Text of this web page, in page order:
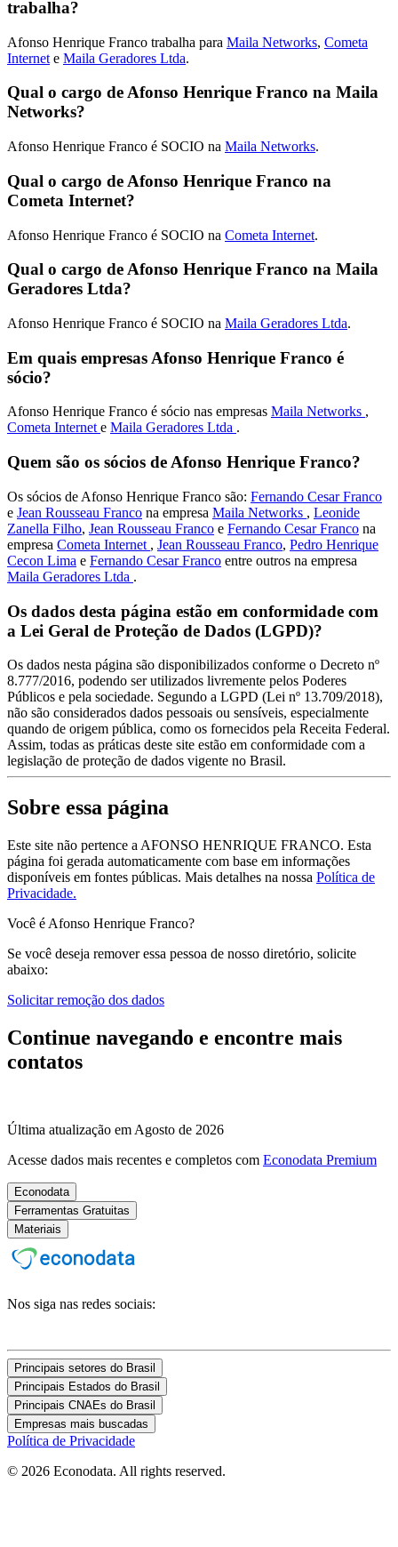
trabalha?
Afonso Henrique Franco trabalha para Maila Networks, Cometa
Internet e Maila Geradores Ltda.
Qual o cargo de Afonso Henrique Franco na Maila
Networks?
Afonso Henrique Franco é SOCIO na Maila Networks.
Qual o cargo de Afonso Henrique Franco na
Cometa Internet?
Afonso Henrique Franco é SOCIO na Cometa Internet.
Qual o cargo de Afonso Henrique Franco na Maila
Geradores Ltda?
Afonso Henrique Franco é SOCIO na Maila Geradores Ltda.
Em quais empresas Afonso Henrique Franco é
sócio?
Afonso Henrique Franco é sócio nas empresas Maila Networks ,
Cometa Internete Maila Geradores Ltda .
Quem são os sócios de Afonso Henrique Franco?
Os sócios de Afonso Henrique Franco são: Fernando Cesar Franco
e Jean Rousseau Franco na empresa Maila Networks , Leonide
Zanella Filho, Jean Rousseau Franco e Fernando Cesar Franco na
empresa Cometa Internet , Jean Rousseau Franco, Pedro Henrique
Cecon Lima e Fernando Cesar Franco entre outros na empresa
Maila Geradores Ltda .
Os dados desta página estão em conformidade com
a Lei Geral de Proteção de Dados (LGPD)?
Os dados nesta página são disponibilizados conforme o Decreto nº
8.777/2016, podendo ser utilizados livremente pelos Poderes
Públicos e pela sociedade. Segundo a LGPD (Lei nº 13.709/2018),
não são considerados dados pessoais ou sensíveis, especialmente
quando de origem pública, como os fornecidos pela Receita Federal.
Assim, todas as práticas deste site estão em conformidade com a
legislação de proteção de dados vigente no Brasil.
Sobre essa página
Este site não pertence a AFONSO HENRIQUE FRANCO. Esta
página foi gerada automaticamente com base em informações
disponíveis em fontes públicas. Mais detalhes na nossa Política de
Privacidade.
Você é Afonso Henrique Franco?
Se você deseja remover essa pessoa de nosso diretório, solicite
abaixo:
Solicitar remoção dos dados
Continue navegando e encontre mais
contatos
Última atualização em Agosto de 2026
Acesse dados mais recentes e completos com Econodata Premium
Econodata
Ferramentas Gratuitas
Materiais
Nos siga nas redes sociais:
Principais setores do Brasil
Principais Estados do Brasil
Principais CNAEs do Brasil
Empresas mais buscadas
Política de Privacidade
© 2026 Econodata. All rights reserved.